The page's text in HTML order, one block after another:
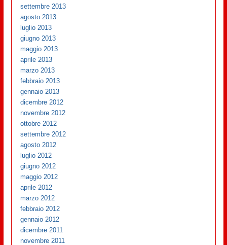
settembre 2013
agosto 2013
luglio 2013
giugno 2013
maggio 2013
aprile 2013
marzo 2013
febbraio 2013
gennaio 2013
dicembre 2012
novembre 2012
ottobre 2012
settembre 2012
agosto 2012
luglio 2012
giugno 2012
maggio 2012
aprile 2012
marzo 2012
febbraio 2012
gennaio 2012
dicembre 2011
novembre 2011